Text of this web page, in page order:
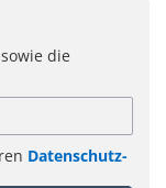
die
Datenschutz-